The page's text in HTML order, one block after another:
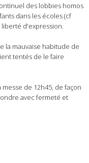
des lobbies homos
dans les écoles (cf
d'expression.
la mauvaise habitude de
tentés de le faire
de 12h45, de façon
avec fermeté et